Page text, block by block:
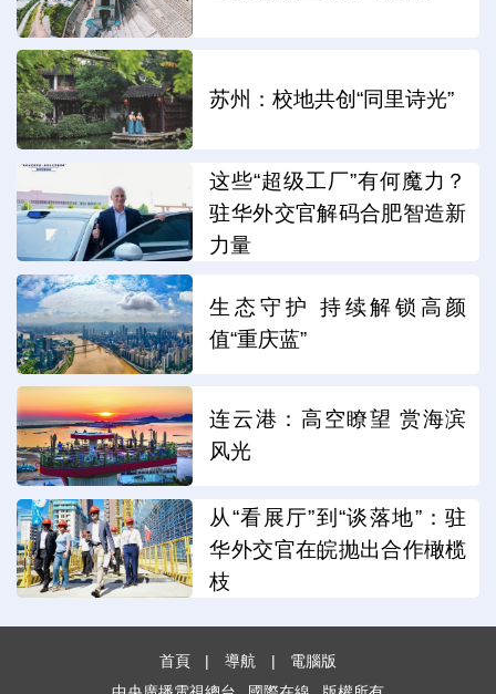
苏州：校地共创“同里诗光”
这些“超级工厂”有何魔力？
驻华外交官解码合肥智造新
力量
生态守护 持续解锁高颜
值“重庆蓝”
连云港：高空瞭望 赏海滨
风光
从“看展厅”到“谈落地”：驻
华外交官在皖抛出合作橄榄
枝
首頁 | 導航 |
電腦版